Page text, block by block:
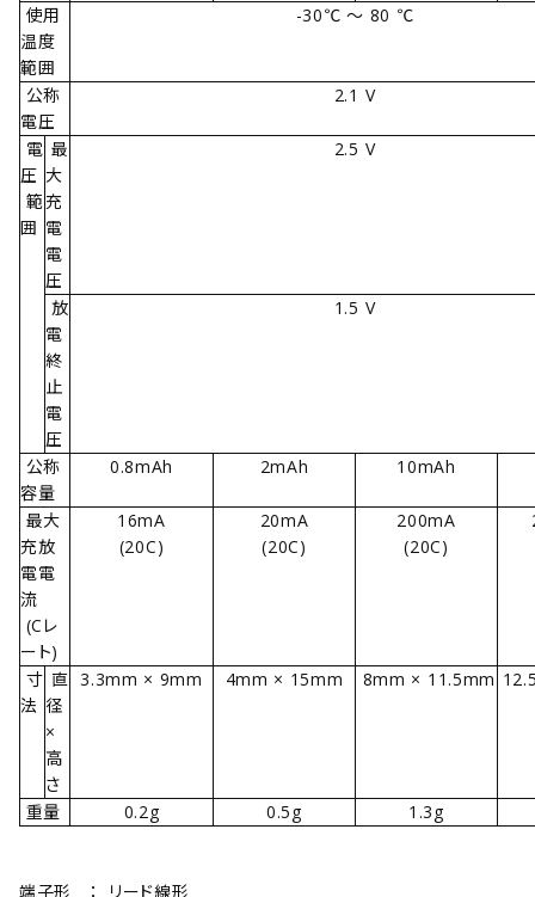
使用
温度
範囲
-30℃ ～ 80 ℃
公称
電圧
2.1 V
電
圧
範
囲
最
大
充
電
電
圧
2.5 V
放
電
終
止
電
圧
1.5 V
公称
容量
0.8mAh 2mAh 10mAh
最大
充放
電電
流
(Cレ
ート)
16mA
(20C)
20mA
(20C)
200mA
(20C)
寸
法
直
径
×
高
さ
3.3mm × 9mm 4mm × 15mm 8mm × 11.5mm
重量 0.2g 0.5g 1.3g
端子形 ： リード線形